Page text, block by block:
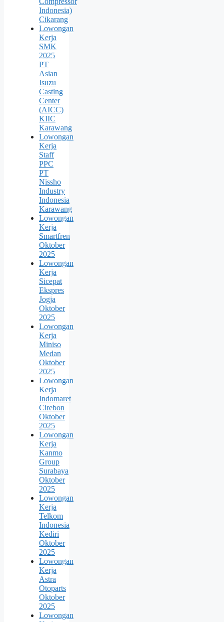
Indonesia)
Cikarang
Lowongan
Kerja
SMK
2025
PT
Asian
Isuzu
Casting
Center
(AICC)
KIIC
Karawang
Lowongan
Kerja
Staff
PPC
PT
Nissho
Industry
Indonesia
Karawang
Lowongan
Kerja
Smartfren
Oktober
2025
Lowongan
Kerja
Sicepat
Ekspres
Jogja
Oktober
2025
Lowongan
Kerja
Miniso
Medan
Oktober
2025
Lowongan
Kerja
Indomaret
Cirebon
Oktober
2025
Lowongan
Kerja
Kanmo
Group
Surabaya
Oktober
2025
Lowongan
Kerja
Telkom
Indonesia
Kediri
Oktober
2025
Lowongan
Kerja
Astra
Otoparts
Oktober
2025
Lowongan